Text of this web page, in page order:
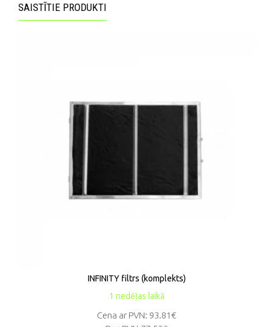
SAISTĪTIE PRODUKTI
1 nedēļas laikā
INFINITY filtrs (komplekts)
Cena ar PVN: 93.81€